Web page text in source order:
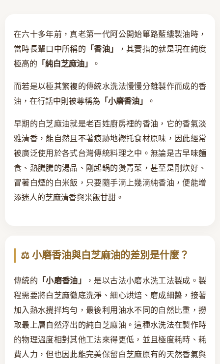
在六十多年前，真老第一代阿公開始篳路藍縷製油時，
當時長輩口中所稱的 「香油」
，其實指的就是現在純度
極高的 「純白芝麻油」 。
而若是以極其繁複的傳統水洗法慢慢分離製作而成的香
油，在行話中則被尊稱為 「小磨香油」 。
早期的白芝麻油就是老百姓廚房裡的香油，它的香氣淡
雅清香，能自然且不著痕跡地襯托食材原味，因此經常
被廣泛使用於各式台灣傳統料理之中。無論是古早味麵
食、熱騰騰的湯品、剛起鍋的燙青菜，甚至是剛炊好、
冒著白煙的白米飯，只要隨手滴上幾滴純香油，便能增
添迷人的芝麻清香與米飯甘甜。
⚖️ 小磨香油與白芝麻油的差別是什麼？
傳統的 「小磨香油」
，是以古法小磨水洗工法製成。製
程需要將白芝麻徹底洗淨、細心烘焙、磨成細醬，接著
加入熱水攪拌均勻，最後利用油水不同的自然比重，撈
取最上層自然浮出的純白芝麻油。這種水洗法在製作時
的物理溫度相對其他工法來得更低，並且極度耗時、耗
費人力，但也因此能完美保留白芝麻原有的天然香氣與